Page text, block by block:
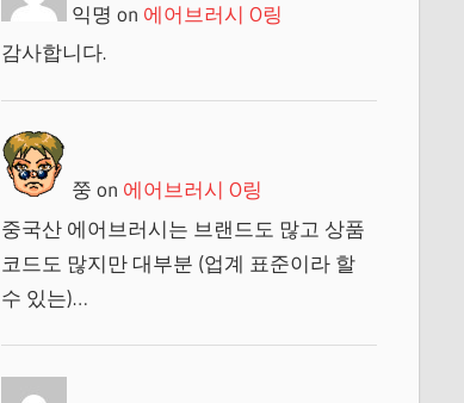
익명 on 에어브러시 O링
감사합니다.
쭝 on 에어브러시 O링
중국산 에어브러시는 브랜드도 많고 상품
코드도 많지만 대부분 (업계 표준이라 할
수 있는)…